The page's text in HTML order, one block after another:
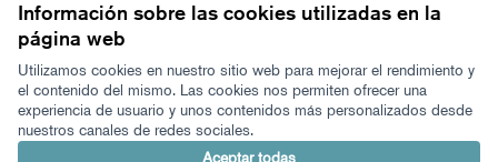
Información sobre las cookies utilizadas en la
página web
Utilizamos cookies en nuestro sitio web para mejorar el rendimiento y
el contenido del mismo. Las cookies nos permiten ofrecer una
experiencia de usuario y unos contenidos más personalizados desde
nuestros canales de redes sociales.
Aceptar todas
Términos y condiciones de uso
Configuración de cookies
Zeugaz en X
(Enlace externo)
Zeugaz en Facebook
(Enlace externo)
Zeugaz en Instagram
(Enlace externo)
Zeugaz en YouTube
(Enlace externo)
Zeugaz en GitHub
(Enlace externo)
Castellano
Aukeratu hizkuntzaElegir el idioma